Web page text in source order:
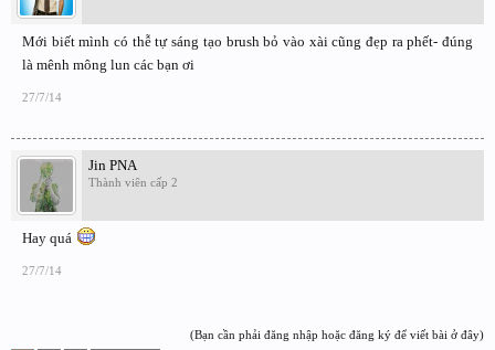
Mới biết mình có thễ tự sáng tạo brush bỏ vào xài cũng đẹp ra phết- đúng
là mênh mông lun các bạn ơi
27/7/14
Jin PNA
Thành viên cấp 2
Hay quá
27/7/14
(Bạn cần phải đăng nhập hoặc đăng ký để viết bài ở đây)